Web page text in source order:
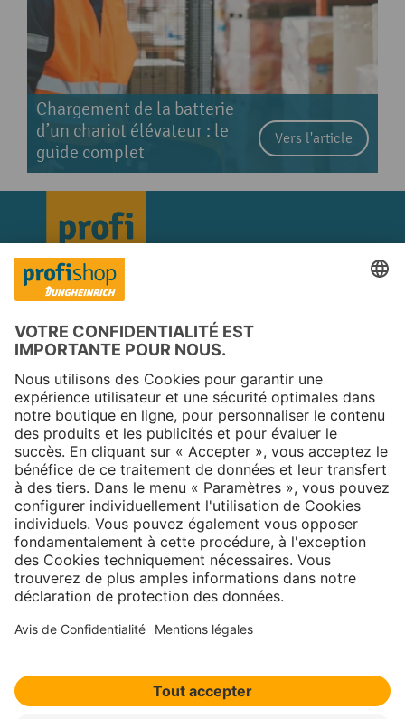
Chargement de la batterie
d’un chariot élévateur : le
guide complet
Vers l'article
Copyright © 2025 Jungheinrich PROFISHOP
Newsletter
S'inscrire →
À propos
Contact|Mentions légales|Politique de